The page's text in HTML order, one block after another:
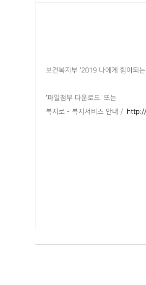
보건복지부 '2019 나에게 힘이되
'파일첨부 다운로드' 또는
복지로 - 복지서비스 안내 /